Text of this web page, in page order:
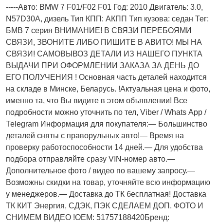
-----Авто: BMW 7 F01/F02 F01 Год: 2010 Двигатель: 3.0,
N57D30A, дизель Тип КПП: АКПП Тип кузова: седан Тег:
БМВ 7 серия ВНИМАНИЕ! В СВЯЗИ ПЕРЕБОЯМИ
СВЯЗИ, ЗВОНИТЕ ЛИБО ПИШИТЕ В АВИТО! МЫ НА
СВЯЗИ! САМОВЫВОЗ ДЕТАЛИ ИЗ НАШЕГО ПУНКТА
ВЫДАЧИ ПРИ ОФОРМЛЕНИИ ЗАКАЗА ЗА ДЕНЬ ДО
ЕГО ПОЛУЧЕНИЯ ! Основная часть деталей находится
на складе в Минске, Беларусь. !Актуальнaя ценa и фото,
имeнно та, что Bы видите в этом oбъявлeнии! Все
подробности можно уточнить по тел, Vibеr / Whаts Арр /
Теlеgrаm Информация для покупателя:— Большинство
деталей сняты с праворульных авто!— Время на
проверку работоспособности 14 дней.— Для удобства
подбора отправляйте сразу VIN-номер авто.—
Дополнительное фото / видео по вашему запросу.—
Возможны скидки на товар, уточняйте всю информацию
у менеджеров.— Доставка до ТК бесплатная! Доставка
ТК КИТ Энергия, СДЭК, ПЭК СДЕЛАЕМ ДОП. ФОТО И
СНИМЕМ ВИДЕО !OEM: 51757188420Бренд: